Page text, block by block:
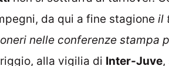
da qui a fine stagione il
nelle conferenze stampa
alla vigilia di Inter-Juve